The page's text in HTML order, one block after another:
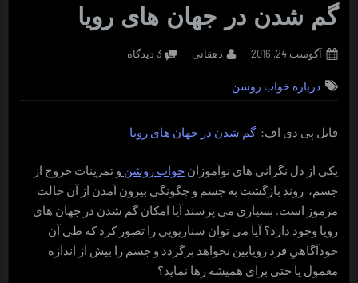
گم شدن در جهان های رویا
Posted
آگوست 24, 2016 By
دهقانی 3 دیدگاه
در
درباره خواب روشن
فایل پی دی اف:گم شدن در جهان های رویا
یکی از دل نگرانی های نوآموزان خواب روشن و تمرینات خروج از
جسم، روند بازگشت به جسم و چگونگی بیرون آمدن از آن حالت
مرموز است. بسیاری می پرسند آیا امکان گم شدن در جهان های
رویا وجود دارد؟ آیا می توان سناریویی را تصور کرد که طی آن
خودآگاهیِ فرد رویابین نخواهد برگردد و جسم را بیش از اندازه
معمول یا حتی برای همیشه رها نماید؟